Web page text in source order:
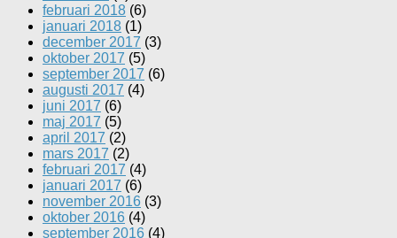
februari 2018 (6)
januari 2018 (1)
december 2017 (3)
oktober 2017 (5)
september 2017 (6)
augusti 2017 (4)
juni 2017 (6)
maj 2017 (5)
april 2017 (2)
mars 2017 (2)
februari 2017 (4)
januari 2017 (6)
november 2016 (3)
oktober 2016 (4)
september 2016 (4)